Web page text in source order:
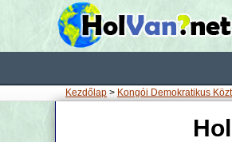
Kezdőlap > Kongói Demokratikus